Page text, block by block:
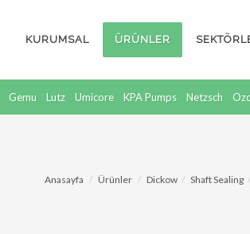
KURUMSAL ÜRÜNLER
Gemu Lutz Umicore KPA Pumps Netzsch
Anasayfa Ürünler Dickow Shaft Sealing